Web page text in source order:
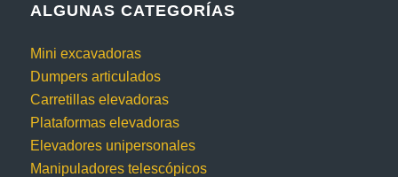
ALGUNAS CATEGORÍAS
Mini excavadoras
Dumpers articulados
Carretillas elevadoras
Plataformas elevadoras
Elevadores unipersonales
Manipuladores telescópicos